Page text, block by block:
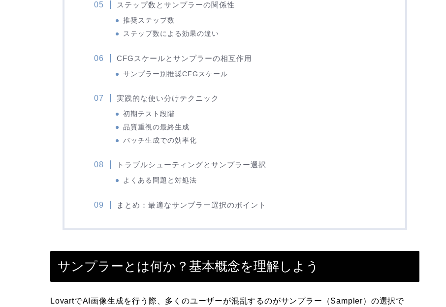
ステップ数とサンプラーの関係性
推奨ステップ数
ステップ数による効果の違い
CFGスケールとサンプラーの相互作用
サンプラー別推奨CFGスケール
実践的な使い分けテクニック
初期テスト段階
品質重視の最終生成
バッチ生成での効率化
トラブルシューティングとサンプラー選択
よくある問題と対処法
まとめ：最適なサンプラー選択のポイント
サンプラーとは何か？基本概念を理解しよう
LovartでAI画像生成を行う際、多くのユーザーが混乱するのがサンプラー（Sampler）の選択で